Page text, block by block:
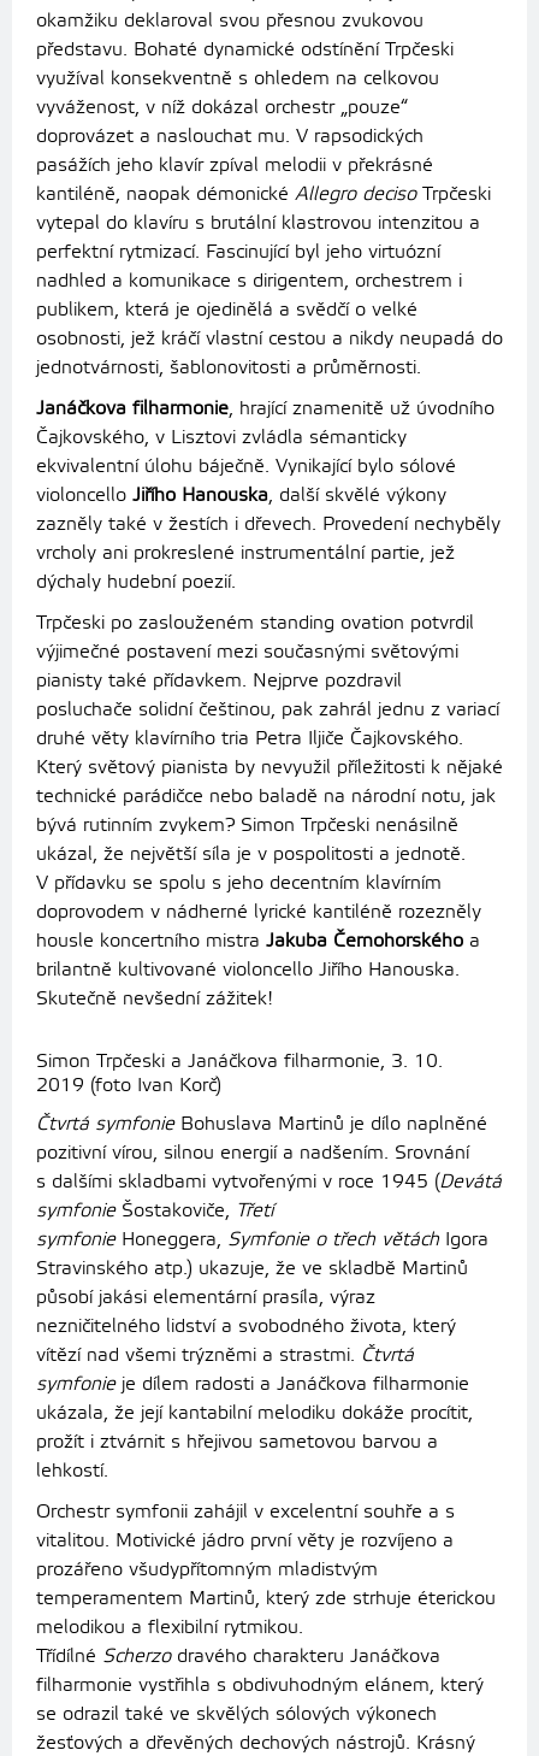
okamžiku deklaroval svou přesnou zvukovou
představu. Bohaté dynamické odstínění Trpčeski
využíval konsekventně s ohledem na celkovou
vyváženost, v níž dokázal orchestr „pouze“
doprovázet a naslouchat mu. V rapsodických
pasážích jeho klavír zpíval melodii v překrásné
kantiléně, naopak démonické Allegro deciso Trpčeski
vytepal do klavíru s brutální klastrovou intenzitou a
perfektní rytmizací. Fascinující byl jeho virtuózní
nadhled a komunikace s dirigentem, orchestrem i
publikem, která je ojedinělá a svědčí o velké
osobnosti, jež kráčí vlastní cestou a nikdy neupadá do
jednotvárnosti, šablonovitosti a průměrnosti.
Janáčkova filharmonie, hrající znamenitě už úvodního
Čajkovského, v Lisztovi zvládla sémanticky
ekvivalentní úlohu báječně. Vynikající bylo sólové
violoncello Jiřího Hanouska, další skvělé výkony
zazněly také v žestích i dřevech. Provedení nechyběly
vrcholy ani prokreslené instrumentální partie, jež
dýchaly hudební poezií.
Trpčeski po zaslouženém standing ovation potvrdil
výjimečné postavení mezi současnými světovými
pianisty také přídavkem. Nejprve pozdravil
posluchače solidní češtinou, pak zahrál jednu z variací
druhé věty klavírního tria Petra Iljiče Čajkovského.
Který světový pianista by nevyužil příležitosti k nějaké
technické parádičce nebo baladě na národní notu, jak
bývá rutinním zvykem? Simon Trpčeski nenásilně
ukázal, že největší síla je v pospolitosti a jednotě.
V přídavku se spolu s jeho decentním klavírním
doprovodem v nádherné lyrické kantiléně rozezněly
housle koncertního mistra Jakuba Černohorského a
brilantně kultivované violoncello Jiřího Hanouska.
Skutečně nevšední zážitek!
Simon Trpčeski a Janáčkova filharmonie, 3. 10.
2019 (foto Ivan Korč)
Čtvrtá symfonie Bohuslava Martinů je dílo naplněné
pozitivní vírou, silnou energií a nadšením. Srovnání
s dalšími skladbami vytvořenými v roce 1945 (Devátá
symfonie Šostakoviče, Třetí
symfonie Honeggera, Symfonie o třech větách Igora
Stravinského atp.) ukazuje, že ve skladbě Martinů
působí jakási elementární prasíla, výraz
nezničitelného lidství a svobodného života, který
vítězí nad všemi trýzněmi a strastmi. Čtvrtá
symfonie je dílem radosti a Janáčkova filharmonie
ukázala, že její kantabilní melodiku dokáže procítit,
prožít i ztvárnit s hřejivou sametovou barvou a
lehkostí.
Orchestr symfonii zahájil v excelentní souhře a s
vitalitou. Motivické jádro první věty je rozvíjeno a
prozářeno všudypřítomným mladistvým
temperamentem Martinů, který zde strhuje éterickou
melodikou a flexibilní rytmikou.
Třídílné Scherzo dravého charakteru Janáčkova
filharmonie vystřihla s obdivuhodným elánem, který
se odrazil také ve skvělých sólových výkonech
žesťových a dřevěných dechových nástrojů. Krásný